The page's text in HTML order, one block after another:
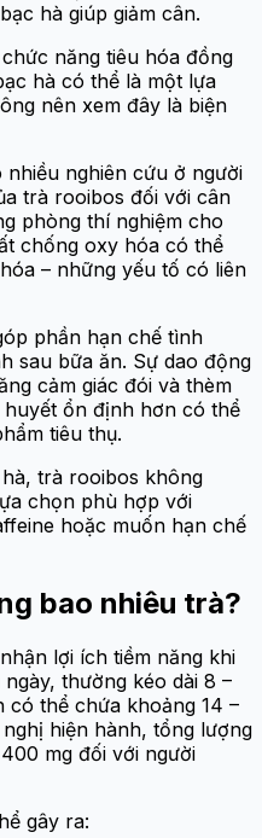
hà giúp giảm cân.
năng tiêu hóa đồng
hà có thể là một lựa
nên xem đây là biện
nhiều nghiên cứu ở người
trà rooibos đối với cân
phòng thí nghiệm cho
chống oxy hóa có thể
– những yếu tố có liên
phần hạn chế tình
sau bữa ăn. Sự dao động
cảm giác đói và thèm
ổn định hơn có thể
tiêu thụ.
trà rooibos không
chọn phù hợp với
hoặc muốn hạn chế
bao nhiêu trà?
lợi ích tiềm năng khi
thường kéo dài 8 –
có thể chứa khoảng 14 –
hiện hành, tổng lượng
mg đối với người
gây ra: